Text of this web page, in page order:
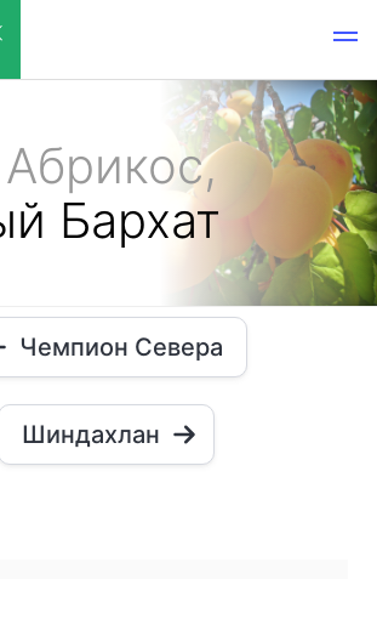
Бархат
Чемпион Севера
Шиндахлан